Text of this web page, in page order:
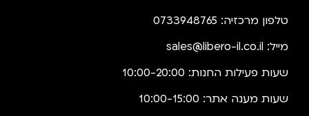
טלפון מרכזיה: 0733948765
מייל: sales@libero-il.co.il
שעות פעילות החנות: 10:00-20:00
שעות מענה אתר: 10:00-15:00